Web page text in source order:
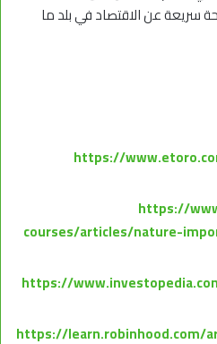
سريعة عن الاقتصاد في بلد ما
https://
https://
courses/articles/nature-
https://
https://learn.robinhood.com/